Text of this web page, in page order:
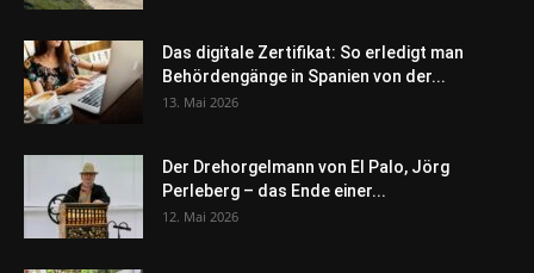
Das digitale Zertifikat: So erledigt man
Behördengänge in Spanien von der...
13. Mai 2026
Der Drehorgelmann von El Palo, Jörg
Perleberg – das Ende einer...
12. Mai 2026